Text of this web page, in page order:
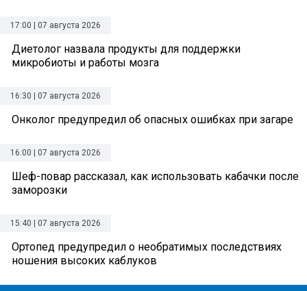
17:00 | 07 августа 2026
Диетолог назвала продукты для поддержки
микробиоты и работы мозга
16:30 | 07 августа 2026
Онколог предупредил об опасных ошибках при загаре
16:00 | 07 августа 2026
Шеф-повар рассказал, как использовать кабачки после
заморозки
15:40 | 07 августа 2026
Ортопед предупредил о необратимых последствиях
ношения высоких каблуков